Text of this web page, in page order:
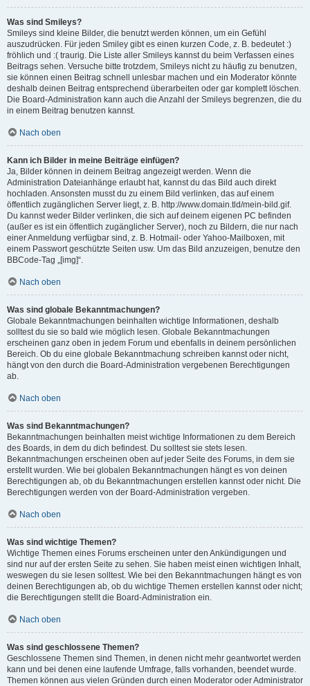
Was sind Smileys?
Smileys sind kleine Bilder, die benutzt werden können, um ein Gefühl
auszudrücken. Für jeden Smiley gibt es einen kurzen Code, z. B. bedeutet :)
fröhlich und :( traurig. Die Liste aller Smileys kannst du beim Verfassen eines
Beitrags sehen. Versuche bitte trotzdem, Smileys nicht zu häufig zu benutzen,
sie können einen Beitrag schnell unlesbar machen und ein Moderator könnte
deshalb deinen Beitrag entsprechend überarbeiten oder gar komplett löschen.
Die Board-Administration kann auch die Anzahl der Smileys begrenzen, die du
in einem Beitrag benutzen kannst.
Nach oben
Kann ich Bilder in meine Beiträge einfügen?
Ja, Bilder können in deinem Beitrag angezeigt werden. Wenn die
Administration Dateianhänge erlaubt hat, kannst du das Bild auch direkt
hochladen. Ansonsten musst du zu einem Bild verlinken, das auf einem
öffentlich zugänglichen Server liegt, z. B. http://www.domain.tld/mein-bild.gif.
Du kannst weder Bilder verlinken, die sich auf deinem eigenen PC befinden
(außer es ist ein öffentlich zugänglicher Server), noch zu Bildern, die nur nach
einer Anmeldung verfügbar sind, z. B. Hotmail- oder Yahoo-Mailboxen, mit
einem Passwort geschützte Seiten usw. Um das Bild anzuzeigen, benutze den
BBCode-Tag „[img]“.
Nach oben
Was sind globale Bekanntmachungen?
Globale Bekanntmachungen beinhalten wichtige Informationen, deshalb
solltest du sie so bald wie möglich lesen. Globale Bekanntmachungen
erscheinen ganz oben in jedem Forum und ebenfalls in deinem persönlichen
Bereich. Ob du eine globale Bekanntmachung schreiben kannst oder nicht,
hängt von den durch die Board-Administration vergebenen Berechtigungen
ab.
Nach oben
Was sind Bekanntmachungen?
Bekanntmachungen beinhalten meist wichtige Informationen zu dem Bereich
des Boards, in dem du dich befindest. Du solltest sie stets lesen.
Bekanntmachungen erscheinen oben auf jeder Seite des Forums, in dem sie
erstellt wurden. Wie bei globalen Bekanntmachungen hängt es von deinen
Berechtigungen ab, ob du Bekanntmachungen erstellen kannst oder nicht. Die
Berechtigungen werden von der Board-Administration vergeben.
Nach oben
Was sind wichtige Themen?
Wichtige Themen eines Forums erscheinen unter den Ankündigungen und
sind nur auf der ersten Seite zu sehen. Sie haben meist einen wichtigen Inhalt,
weswegen du sie lesen solltest. Wie bei den Bekanntmachungen hängt es von
deinen Berechtigungen ab, ob du wichtige Themen erstellen kannst oder nicht;
die Berechtigungen stellt die Board-Administration ein.
Nach oben
Was sind geschlossene Themen?
Geschlossene Themen sind Themen, in denen nicht mehr geantwortet werden
kann und bei denen eine laufende Umfrage, falls vorhanden, beendet wurde.
Themen können aus vielen Gründen durch einen Moderator oder Administrator